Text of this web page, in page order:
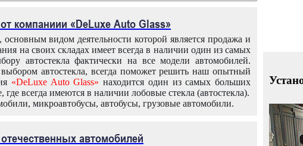
компаниии «DeLuxe Auto Glass»
видом деятельности которой является продажа и
на своих складах имеет всегда в наличии один из самых
автостекла фактически на все модели автомобилей.
автостекла, всегда поможет решить наш опытный
«DeLuxe Auto Glass» находится один из самых больших
где всегда имеются в наличии лобовые стекла (автостекла).
микроавтобусы, автобусы, грузовые автомобили.
автомобилей